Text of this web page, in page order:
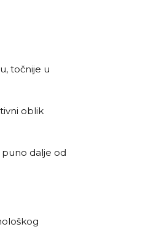
točnije u
oblik
dalje od